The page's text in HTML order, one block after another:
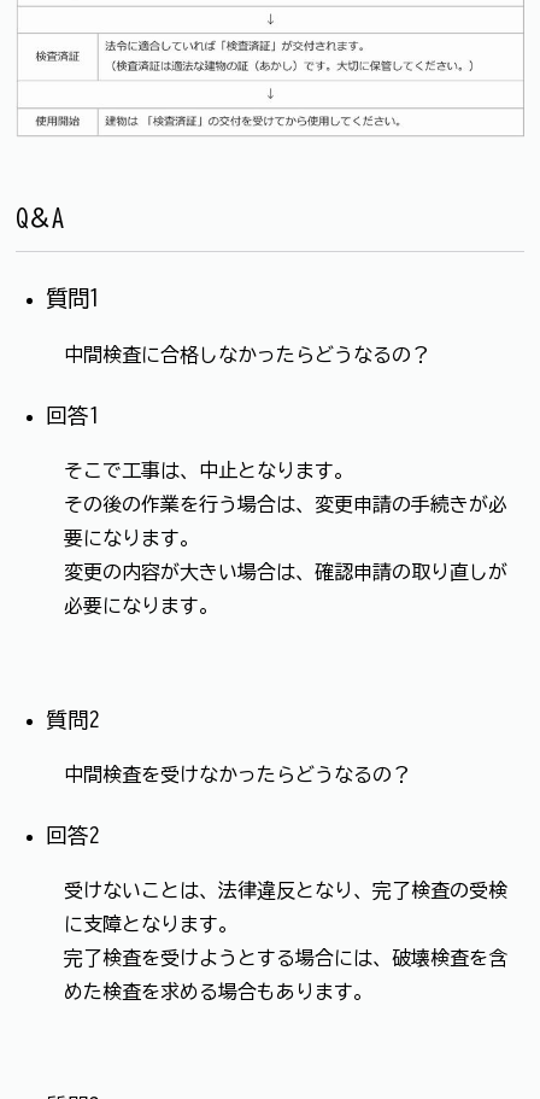
Q＆A
質問1
中間検査に合格しなかったらどうなるの？
回答1
そこで工事は、中止となります。
その後の作業を行う場合は、変更申請の手続きが必
要になります。
変更の内容が大きい場合は、確認申請の取り直しが
必要になります。
質問2
中間検査を受けなかったらどうなるの？
回答2
受けないことは、法律違反となり、完了検査の受検
に支障となります。
完了検査を受けようとする場合には、破壊検査を含
めた検査を求める場合もあります。